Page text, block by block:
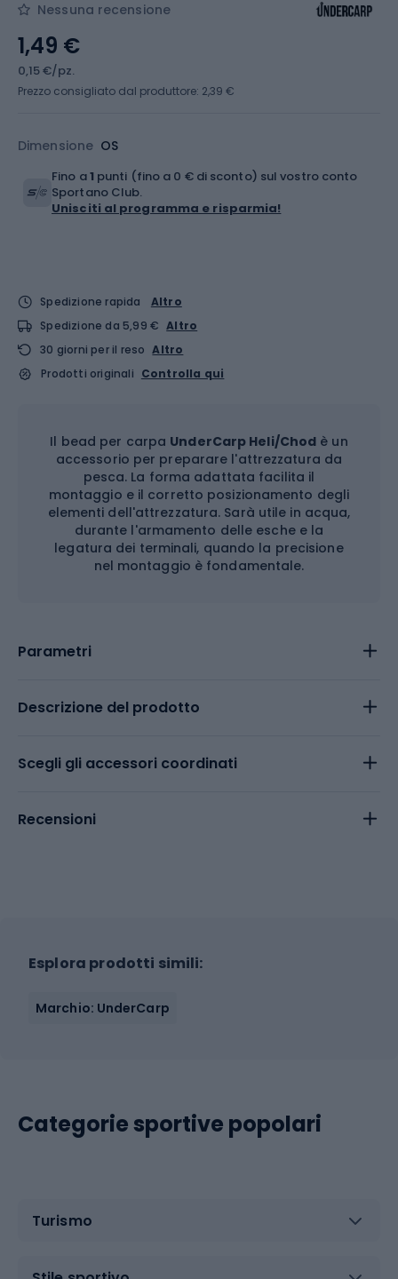
Nessuna recensione
Dimensione OS
1,49 €
0,15 €/pz.
Prezzo consigliato dal produttore: 2,39 €
Fino a1 punti (fino a 0 € di sconto) sul vostro conto
Sportano Club.
Unisciti al programma e risparmia!
Spedizione rapida
Altro
Spedizione da 5,99 € Altro
30 giorni per il reso Altro
Prodotti originali Controlla qui
Il bead per carpa UnderCarp Heli/Chod è un
accessorio per preparare l'attrezzatura da
pesca. La forma adattata facilita il
montaggio e il corretto posizionamento degli
elementi dell'attrezzatura. Sarà utile in acqua,
durante l'armamento delle esche e la
legatura dei terminali, quando la precisione
nel montaggio è fondamentale.
Parametri
Descrizione del prodotto
Scegli gli accessori coordinati
Recensioni
Esplora prodotti simili:
Marchio: UnderCarp
Categorie sportive popolari
Turismo